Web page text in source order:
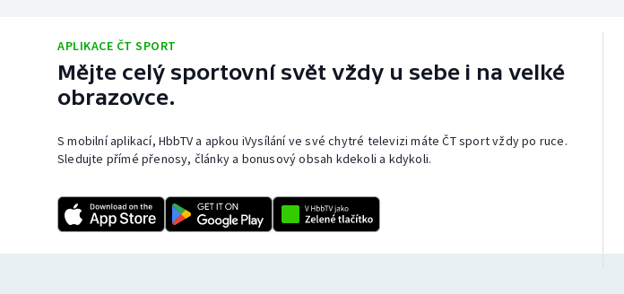
APLIKACE ČT SPORT
Mějte celý sportovní svět vždy u sebe i na velké
obrazovce.
S mobilní aplikací, HbbTV a apkou iVysílání ve své chytré televizi máte ČT sport vždy po ruce.
Sledujte přímé přenosy, články a bonusový obsah kdekoli a kdykoli.